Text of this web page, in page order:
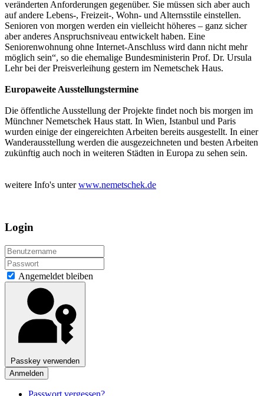
veränderten Anforderungen gegenüber. Sie müssen sich aber auch
auf andere Lebens-, Freizeit-, Wohn- und Alternsstile einstellen.
Senioren von morgen werden ein vielleicht höheres – ganz sicher
aber anderes Anspruchsniveau entwickelt haben. Eine
Seniorenwohnung ohne Internet-Anschluss wird dann nicht mehr
möglich sein“, so die ehemalige Bundesministerin Prof. Dr. Ursula
Lehr bei der Preisverleihung gestern im Nemetschek Haus.
Europaweite Ausstellungstermine
Die öffentliche Ausstellung der Projekte findet noch bis morgen im
Münchner Nemetschek Haus statt. In Wien, Istanbul und Paris
wurden einige der eingereichten Arbeiten bereits ausgestellt. In einer
Wanderausstellung werden die ausgezeichneten und besten Arbeiten
zukünftig auch noch in weiteren Städten in Europa zu sehen sein.
weitere Info's unterwww.nemetschek.de
Login
Angemeldet bleiben
Passkey verwenden
Anmelden